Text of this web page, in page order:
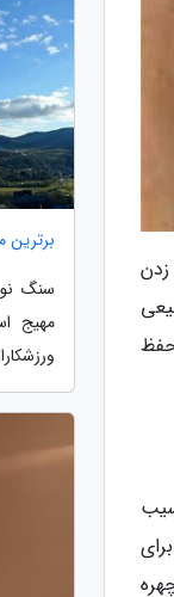
برترین
سنگ
مهیج